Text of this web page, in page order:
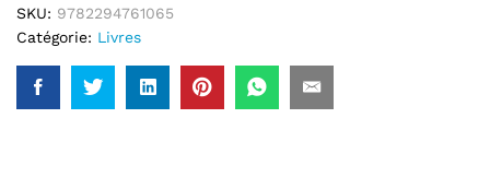
SKU: 9782294761065
Catégorie: Livres